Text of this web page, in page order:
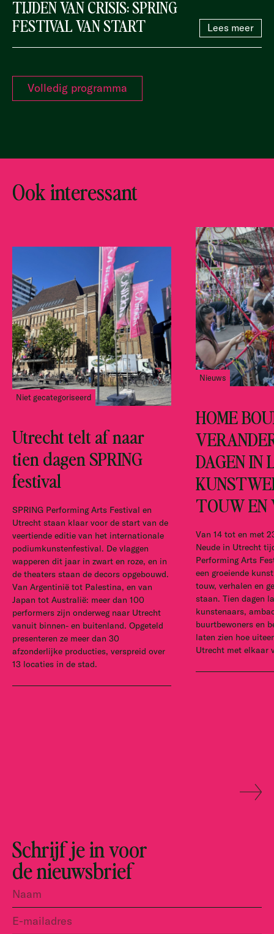
TIJDEN VAN CRISIS: SPRING
FESTIVAL VAN START
Lees meer
Volledig programma
Ook interessant
Niet gecategoriseerd
Utrecht telt af naar
tien dagen SPRING
festival
SPRING Performing Arts Festival en
Utrecht staan klaar voor de start van de
veertiende editie van het internationale
podiumkunstenfestival. De vlaggen
wapperen dit jaar in zwart en roze, en in
de theaters staan de decors opgebouwd.
Van Argentinië tot Palestina, en van
Japan tot Australië: meer dan 100
performers zijn onderweg naar Utrecht
vanuit binnen- en buitenland. Opgeteld
presenteren ze meer dan 30
afzonderlijke producties, verspreid over
13 locaties in de stad.
Nieuws
HOME
DAGEN IN
TOUW EN
Van 14 tot en met
Neude in Utrecht
Performing Arts
een groeiende
touw, verhalen en
staan. Tien dagen
kunstenaars,
buurtbewoners en
laten zien hoe
Utrecht met elkaar
Schrijf je in voor
de nieuwsbrief